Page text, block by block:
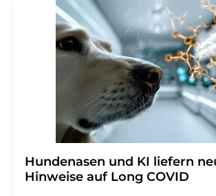
Hundenasen und KI liefern
Hinweise auf Long COVID